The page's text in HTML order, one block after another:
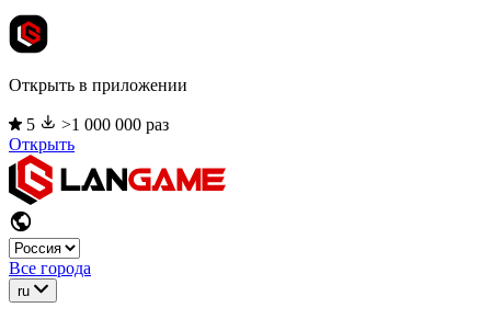
Открыть в приложении
5
>1 000 000 раз
Открыть
Все города
ru